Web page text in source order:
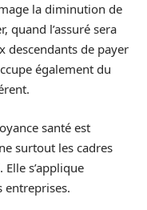
la diminution de
quand l’assuré sera
descendants de payer
également du
santé est
surtout les cadres
s’applique
entreprises.